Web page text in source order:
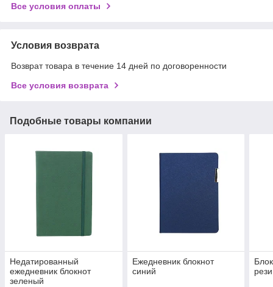
Все условия оплаты
Условия возврата
Возврат товара в течение 14 дней по договоренности
Все условия возврата
Подобные товары компании
Недатированный
ежедневник блокнот
зеленый
Ежедневник блокнот
синий